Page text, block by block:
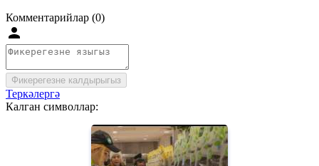
Комментарийлар (0)
Фикерегезне калдырыгыз
Теркәлергә
Калган символлар: